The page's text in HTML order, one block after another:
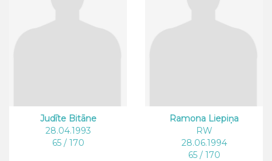
Judīte Bitāne
28.04.1993
65 / 170
Ramona Liepiņa
RW
28.06.1994
65 / 170